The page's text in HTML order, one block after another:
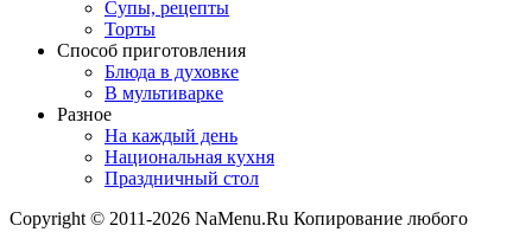
Супы, рецепты
Торты
Способ приготовления
Блюда в духовке
В мультиварке
Разное
На каждый день
Национальная кухня
Праздничный стол
Copyright © 2011-2026 NaMenu.Ru Копирование любого